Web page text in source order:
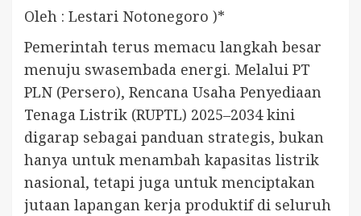
Oleh : Lestari Notonegoro )*
Pemerintah terus memacu langkah besar
menuju swasembada energi. Melalui PT
PLN (Persero), Rencana Usaha Penyediaan
Tenaga Listrik (RUPTL) 2025–2034 kini
digarap sebagai panduan strategis, bukan
hanya untuk menambah kapasitas listrik
nasional, tetapi juga untuk menciptakan
jutaan lapangan kerja produktif di seluruh